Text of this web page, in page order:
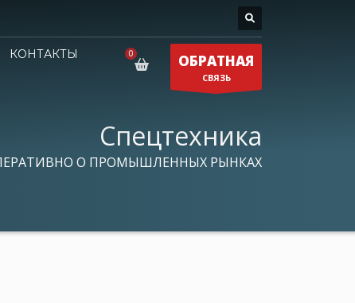
КОНТАКТЫ
ОБРАТНАЯ
СВЯЗЬ
Спецтехника
О ПРОМЫШЛЕННЫХ РЫНКАХ